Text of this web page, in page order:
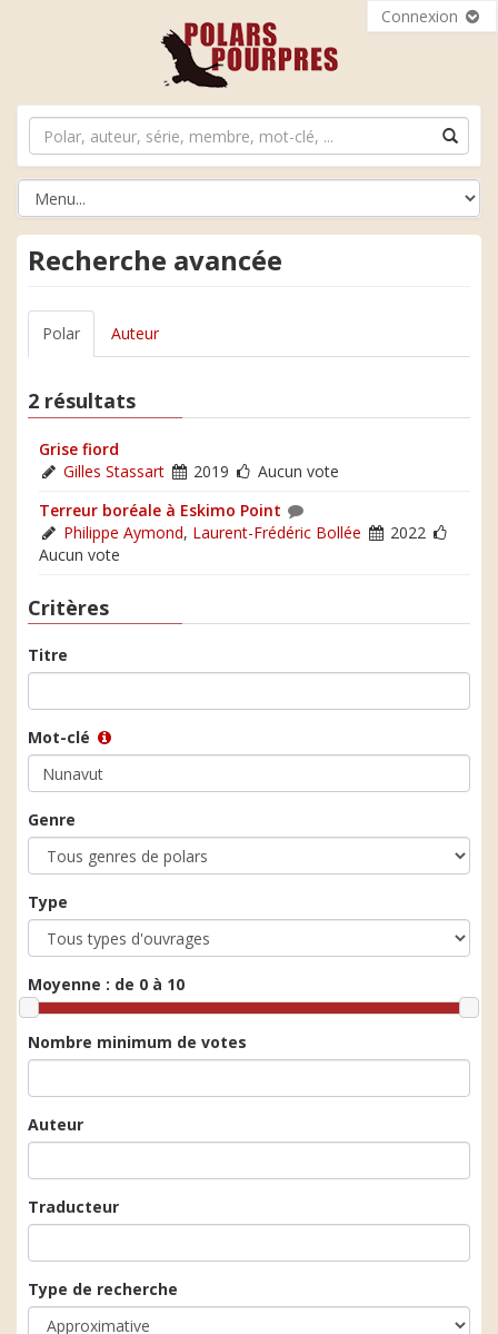
Connexion
Recherche avancée
Polar Auteur
2 résultats
Grise fiord
Gilles Stassart
2019
Aucun vote
Terreur boréale à Eskimo Point
Philippe Aymond, Laurent-Frédéric Bollée
2022
Aucun vote
Critères
Titre
Mot-clé
Genre
Type
Moyenne : de 0 à 10
Nombre minimum de votes
Auteur
Traducteur
Type de recherche